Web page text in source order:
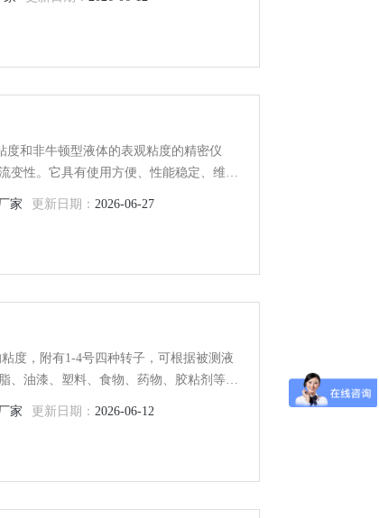
度和非牛顿型液体的表观粘度的精密仪
变性。它具有使用方便、性能稳定、维护
、塑料、浆料、橡胶、乳胶、洗涤剂、树
工部门
家 更新日期： 2026-06-27
度，附有1-4号四种转子，可根据被测液
、油漆、塑料、食物、药物、胶粘剂等各
及科学研究等方面均有广泛的应用。
家 更新日期： 2026-06-12